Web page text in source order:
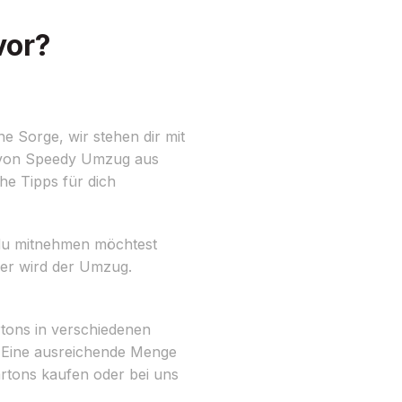
Sorge, wir stehen dir mit
Speedy Umzug aus
Tipps für dich
mitnehmen möchtest
wird der Umzug.
in verschiedenen
ausreichende Menge
kaufen oder bei uns